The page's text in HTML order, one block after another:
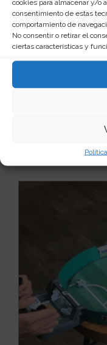
cookies para almacenar y/o
consentimiento de estas
comportamiento de
No consentir o retirar el
ciertas características y
Pelota inflable
agua
Al agua patos, y a